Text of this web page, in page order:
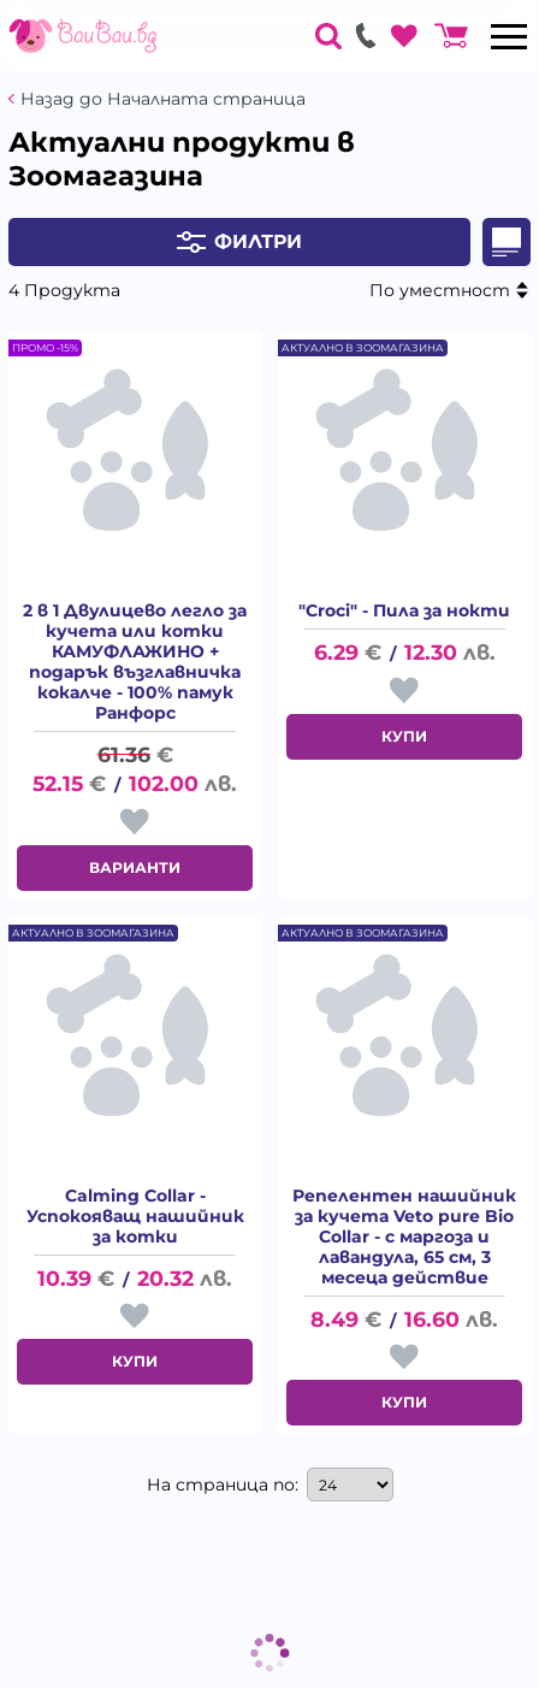
Назад до Началната страница
Актуални продукти в
Зоомагазина
ФИЛТРИ
4 Продукта По уместност
2 в 1 Двулицево легло за
кучета или котки
КАМУФЛАЖИНО +
подарък възглавничка
кокалче - 100% памук
Ранфорс
61.36 €
52.15 € / 102.00 лв.
ВАРИАНТИ
ПРОМО -15%
"Croci" - Пила за нокти
6.29 € / 12.30 лв.
КУПИ
АКТУАЛНО В ЗООМАГАЗИНА
Calming Collar -
Успокояващ нашийник
за котки
10.39 € / 20.32 лв.
КУПИ
АКТУАЛНО В ЗООМАГАЗИНА
Репелентен нашийник
за кучета Veto pure Bio
Collar - с маргоза и
лавандула, 65 см, 3
месеца действие
8.49 € / 16.60 лв.
КУПИ
АКТУАЛНО В ЗООМАГАЗИНА
На страница по: